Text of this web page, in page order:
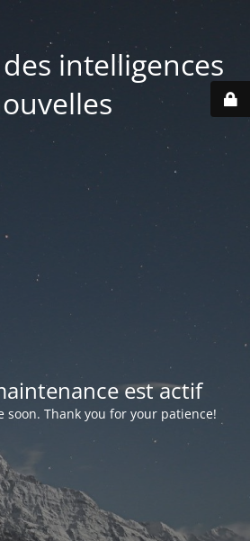
intelligences
est actif
soon. Thank you for your patience!